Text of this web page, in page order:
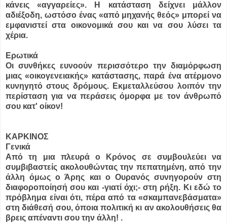
κάνεις «αγγαρείες». Η κατάσταση δείχνει μάλλον
αδιέξοδη, ωστόσο ένας «από μηχανής θεός» μπορεί να
εμφανιστεί στα οικονομικά σου και να σου λύσει τα
χέρια.
Ερωτικά
Οι συνθήκες ευνοούν περισσότερο την διαμόρφωση
μιας «οικογενειακής» κατάστασης, παρά ένα ατέρμονο
κυνηγητό στους δρόμους. Εκμεταλλεύσου λοιπόν την
περίσταση για να περάσεις όμορφα με τον άνθρωπό
σου κατ' οίκον!
ΚΑΡΚΙΝΟΣ
Γενικά
Από τη μια πλευρά ο Κρόνος σε συμβουλεύει να
συμβιβαστείς ακολουθώντας την πεπατημένη, από την
άλλη όμως ο Άρης και ο Ουρανός συνηγορούν στη
διαφοροποίησή σου και -γιατί όχι;- στη ρήξη. Κι εδώ το
πρόβλημα είναι ότι, πέρα από τα «σκαμπανεβάσματα»
στη διάθεσή σου, όποια πολιτική κι αν ακολουθήσεις θα
βρεις απέναντι σου την άλλη! .